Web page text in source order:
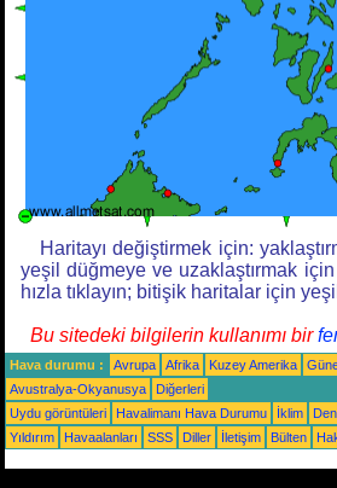
Haritayı değiştirmek için:
yeşil düğmeye ve uzaklaştırmak
hızla tıklayın; bitişik haritalar için
Bu sitedeki bilgilerin kullanımı bir
Hava durumu : Avrupa Afrika Kuzey Amerika
Avustralya-Okyanusya
Diğerleri
Uydu görüntüleri
Havalimanı Hava Durumu İklim
Yıldırım
Havaalanları SSS Diller İletişim Bülten